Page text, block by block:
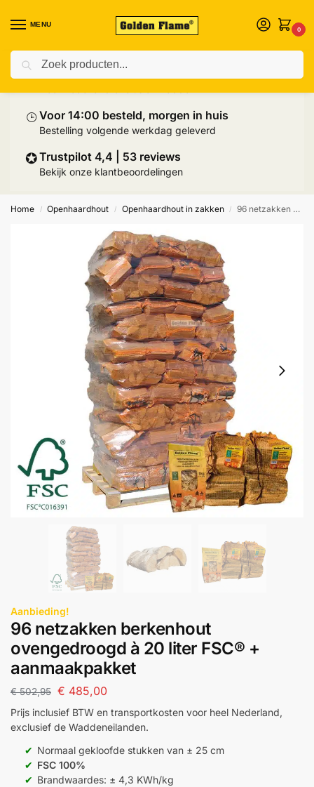
MENU
0
⛟Prijs inclusief palletlevering
⌚︎ Voor 14:00 besteld, morgen in huis
Bestelling volgende werkdag geleverd
✪Trustpilot 4,4 | 53 reviews
Bekijk onze klantbeoordelingen
Home / Openhaardhout / Openhaardhout in zakken / 96 netzakken berkenhout ovengedroogd à 20 liter FSC® + aanmaakpakket
Aanbieding!
96 netzakken berkenhout
ovengedroogd à 20 liter FSC® +
aanmaakpakket
€502,95 € 485,00
Prijs inclusief BTW en transportkosten voor heel Nederland,
exclusief de Waddeneilanden.
Normaal gekloofde stukken van ± 25 cm
FSC 100%
Brandwaardes: ± 4,3 KWh/kg